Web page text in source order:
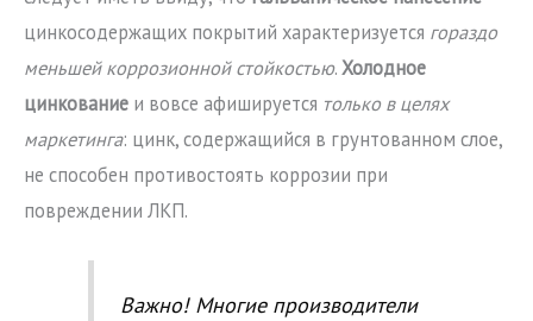
цинкосодержащих покрытий характеризуется гораздо
меньшей коррозионной стойкостью.Холодное
цинкование и вовсе афишируется только в целях
маркетинга: цинк, содержащийся в грунтованном слое,
не способен противостоять коррозии при
повреждении ЛКП.
Важно! Многие производители